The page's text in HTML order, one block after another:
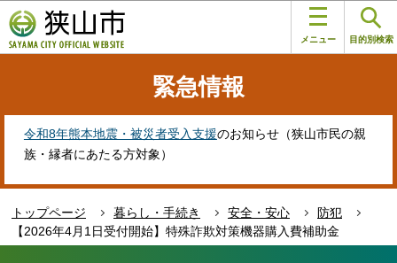
の
ペ
す
メニュー 目的別検索
緊急情報
令和8年熊本地震・被災者受入支援のお知らせ（狭山市民の親
族・縁者にあたる方対象）
トップページ 暮らし・手続き 安全・安心
防犯
【2026年4月1日受付開始】特殊詐欺対策機器購入費補助金